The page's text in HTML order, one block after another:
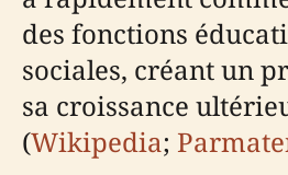
des fonctions
sociales, créant un
sa croissance
(Wikipedia;